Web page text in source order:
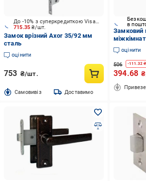
715.35₴/шт.
До -10% з суперкредиткою Visa Вигода
Замок врізний Axor 35/92 мм
сталь
оцінити
753 ₴/шт.
Cамовивіз Доставимо
в
Замковий
Kut Nikel
оцінити
506 -111.32₴
394.68